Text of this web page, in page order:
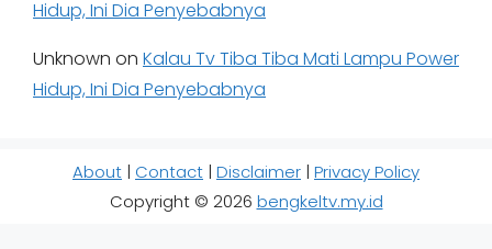
Hidup, Ini Dia Penyebabnya
Unknown on Kalau Tv Tiba Tiba Mati Lampu Power
Hidup, Ini Dia Penyebabnya
About | Contact | Disclaimer | Privacy Policy
Copyright © 2026 bengkeltv.my.id